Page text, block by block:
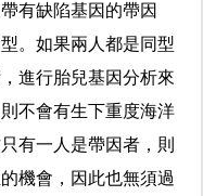
有缺陷基因的帶因
。如果兩人都是同型
進行胎兒基因分析來
不會有生下重度海洋
有一人是帶因者，則
機會，因此也無須過